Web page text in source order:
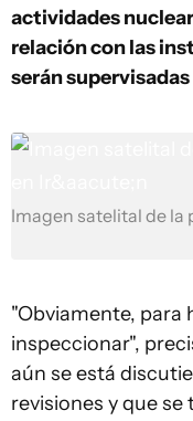
actividades
relación con las
serán supervisadas
Imagen satelital de la
"Obviamente, para
inspeccionar",
aún se está
revisiones y que